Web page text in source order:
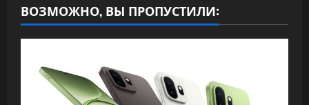
ВОЗМОЖНО, ВЫ ПРОПУСТИЛИ: